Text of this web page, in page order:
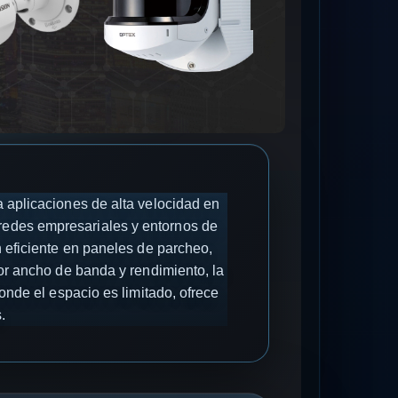
aplicaciones de alta velocidad en
empresariales y entornos de
en paneles de parcheo,
ancho de banda y rendimiento, la
el espacio es limitado, ofrece